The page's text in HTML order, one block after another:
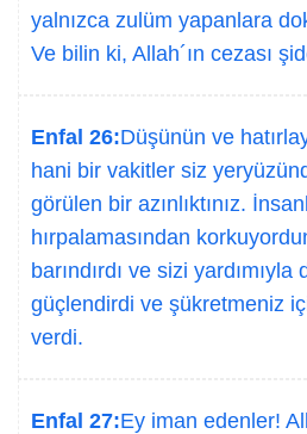
yalnızca zulüm yapanlara
Ve bilin ki, Allah´ın cezası
Enfal 26:Düşünün ve
hani bir vakitler siz
görülen bir azınlıktınız.
hırpalamasından
barındırdı ve sizi
güçlendirdi ve şükretmeniz
verdi.
Enfal 27:Ey iman edenler!